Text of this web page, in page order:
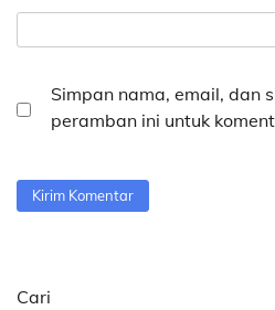
Simpan nama, email, dan
peramban ini untuk
Cari